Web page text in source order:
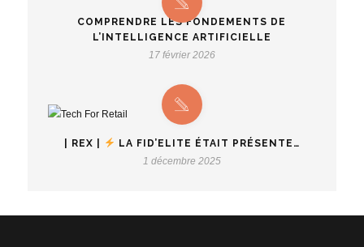
COMPRENDRE LES FONDEMENTS DE
L’INTELLIGENCE ARTIFICIELLE
17 février 2026
| REX |
LA FID’ELITE ÉTAIT PRÉSENTE…
1 décembre 2025